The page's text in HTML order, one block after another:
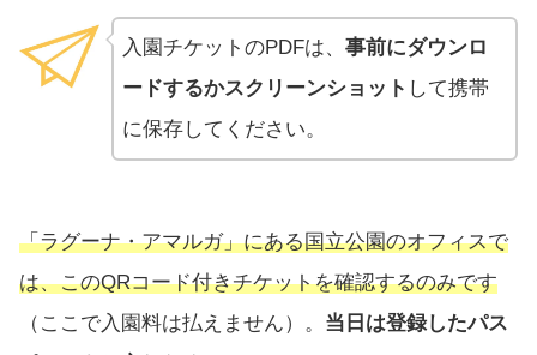
入園チケットのPDFは、 事前にダウンロ
ードするかスクリーンショット して携帯
に保存してください。
「ラグーナ・アマルガ」にある国立公園のオフィスで
は、このQRコード付きチケットを確認するのみです
（ここで入園料は払えません）。 当日は登録したパス